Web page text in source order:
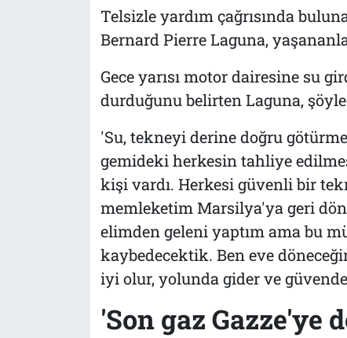
Telsizle yardım çağrısında
Bernard Pierre Laguna,
Gece yarısı motor dairesine su
durduğunu belirten Laguna,
'Su, tekneyi derine doğru
gemideki herkesin tahliye
kişi vardı. Herkesi güvenli bir
memleketim Marsilya'ya geri
elimden geleni yaptım ama bu
kaybedecektik. Ben eve
iyi olur, yolunda gider ve
'Son gaz Gazze'ye